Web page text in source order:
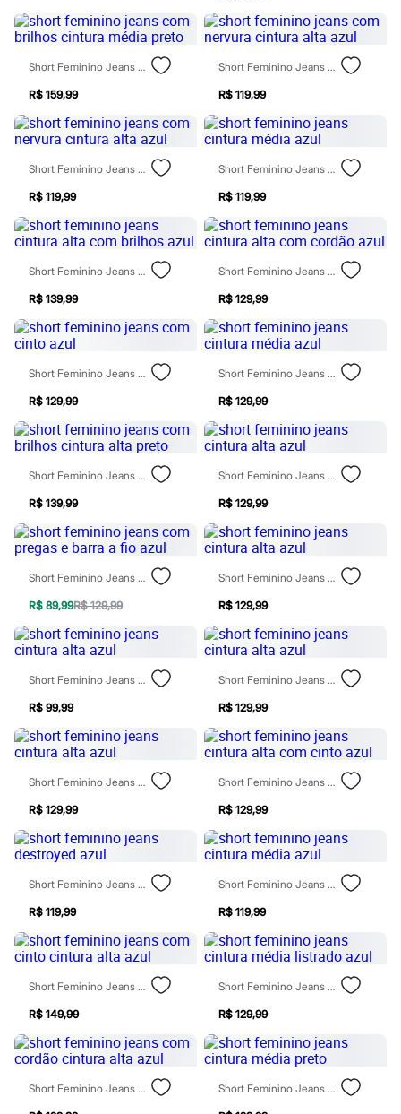
Leggings
Shorts e Bermudas
Tops
Moda íntima
Calcinhas
Cintas e Modeladores
Pijamas
Sutiãs e Tops
Biquínis
Maiôs
Saídas de praia
Personagens
Plus size
Blusas e Camisetas
Calças
Jeans
Moda esportiva
Shorts e Saias
Vestidos
Masculino
Em alta
Dia dos Pais
Novidades
Roupas
Camisas
Calças
Camisetas e Regatas
Casacos e Jaquetas
Jeans
Polos
Acessórios
Chapéus e Bonés
Cintos
Carteiras
Óculos
Relógios
Calçados
Botas
Sapatos
Sandálias e Papetes
Moda esportiva
Acessórios
Bermudas
Camisetas
Calças
Calçados
Regatas
Cuecas
Meias
Pijamas
Moda praia
Personagens
Plus size
Blusas e Camisetas
Camisas
Casacos e Jaquetas
Moda esportiva
Shorts e Bermudas
Short Feminino Jeans Com Brilhos Cintura Média Preto
R$ 159,99
Short Feminino Jeans Com Nervura Cintura Alta Azul
R$ 119,99
Short Feminino Jeans Com Nervura Cintura Alta Azul
R$ 119,99
Short Feminino Jeans Cintura Média Azul
R$ 119,99
Short Feminino Jeans Cintura Alta Com Brilhos Azul
R$ 139,99
Short Feminino Jeans Cintura Alta Com Cordão Azul
R$ 129,99
Short Feminino Jeans Com Cinto Azul
R$ 129,99
Short Feminino Jeans Cintura Média Azul
R$ 129,99
Short Feminino Jeans Com Brilhos Cintura Alta Preto
R$ 139,99
Short Feminino Jeans Cintura Alta Azul
R$ 129,99
Short Feminino Jeans Com Pregas E Barra A Fio Azul
R$ 89,99R$ 129,99
Short Feminino Jeans Cintura Alta Azul
R$ 129,99
Short Feminino Jeans Cintura Alta Azul
R$ 99,99
Short Feminino Jeans Cintura Alta Azul
R$ 129,99
Short Feminino Jeans Cintura Alta Azul
R$ 129,99
Short Feminino Jeans Cintura Alta Com Cinto Azul
R$ 129,99
Short Feminino Jeans Destroyed Azul
R$ 119,99
Short Feminino Jeans Cintura Média Azul
R$ 119,99
Short Feminino Jeans Com Cinto Cintura Alta Azul
R$ 149,99
Short Feminino Jeans Cintura Média Listrado Azul
R$ 129,99
Short Feminino Jeans Com Cordão Cintura Alta Azul Short Feminino Jeans Cintura Média Preto